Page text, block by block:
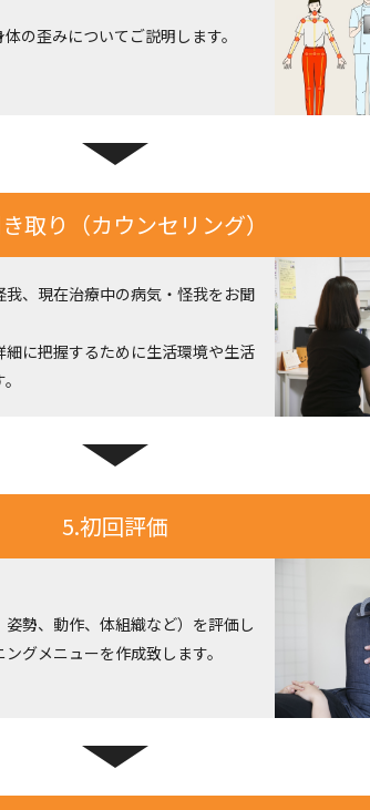
の歪みについてご説明します。
取り（カウンセリング）
、現在治療中の病気・怪我をお聞
に把握するために生活環境や生活
5.初回評価
勢、動作、体組織など）を評価し
グメニューを作成致します。